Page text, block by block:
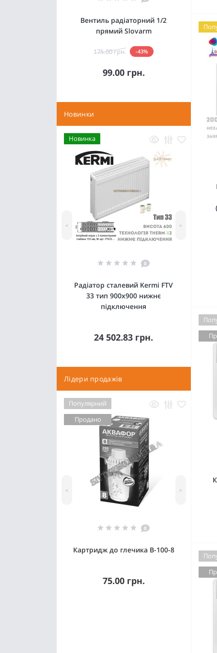
Вентиль радіаторний 1/2
прямий Slovarm
175.00 грн. -43%
99.00 грн.
Новинки
Новинка
0
Радіатор сталевий Kermi FTV
33 тип 900x900 нижнє
підключення
24 502.83 грн.
< >
Лідери продажів
Популярний
Продано
0
Картридж до глечика В-100-8
75.00 грн.
< >